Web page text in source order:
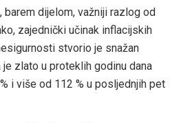
barem dijelom, važniji razlog od
zajednički učinak inflacijskih
stvorio je snažan
zlato u proteklih godinu dana
i više od 112 % u posljednjih pet